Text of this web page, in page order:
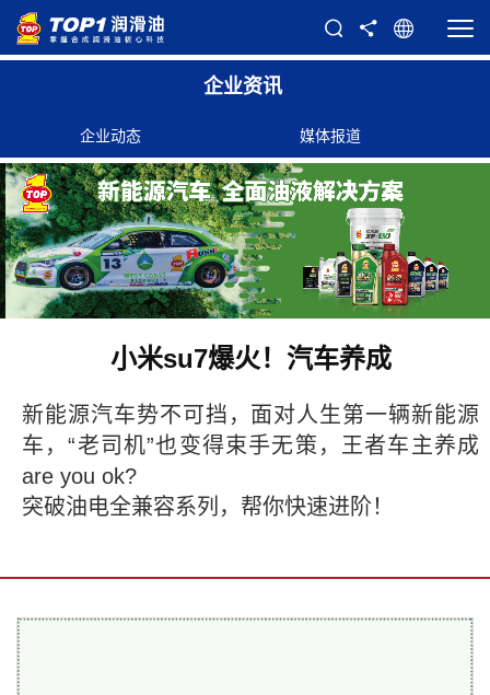
企业资讯
企业动态 媒体报道
小米su7爆火！汽车养成
新能源汽车势不可挡，面对人生第一辆新能源
车，“老司机”也变得束手无策，王者车主养成
are you ok?
突破油电全兼容系列，
帮你快速进阶！